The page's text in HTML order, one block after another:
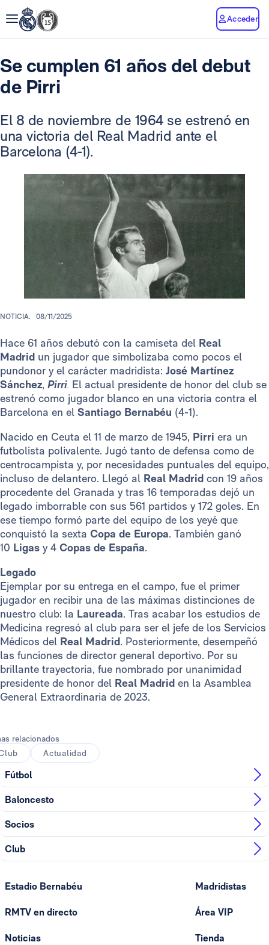
Acceder
Se cumplen 61 años del debut
de Pirri
El 8 de noviembre de 1964 se estrenó en
una victoria del Real Madrid ante el
Barcelona (4-1).
NOTICIA. 08/11/2025
Hace 61 años debutó con la camiseta del Real
Madrid un jugador que simbolizaba como pocos el
pundonor y el carácter madridista: José Martínez
Sánchez, Pirri. El actual presidente de honor del club se
estrenó como jugador blanco en una victoria contra el
Barcelona en el Santiago Bernabéu (4-1).
Nacido en Ceuta el 11 de marzo de 1945, Pirri era un
futbolista polivalente. Jugó tanto de defensa como de
centrocampista y, por necesidades puntuales del equipo,
incluso de delantero. Llegó al Real Madrid con 19 años
procedente del Granada y tras 16 temporadas dejó un
legado imborrable con sus 561 partidos y 172 goles. En
ese tiempo formó parte del equipo de los yeyé que
conquistó la sexta Copa de Europa. También ganó
10 Ligas y 4 Copas de España.
Legado
Ejemplar por su entrega en el campo, fue el primer
jugador en recibir una de las máximas distinciones de
nuestro club: la Laureada. Tras acabar los estudios de
Medicina regresó al club para ser el jefe de los Servicios
Médicos del Real Madrid. Posteriormente, desempeñó
las funciones de director general deportivo. Por su
brillante trayectoria, fue nombrado por unanimidad
presidente de honor del Real Madrid en la Asamblea
General Extraordinaria de 2023.
relacionados
Actualidad
Fútbol
Baloncesto
Socios
Club
Estadio Bernabéu
RMTV en directo
Noticias
Madridistas
Área VIP
Tienda